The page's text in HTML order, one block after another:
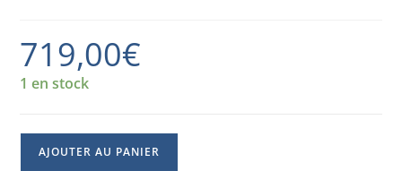
719,00€
1 en stock
AJOUTER AU PANIER